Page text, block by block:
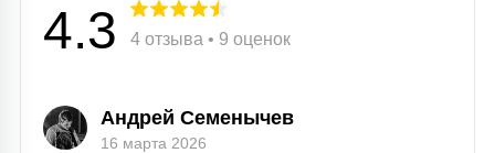
4.3 4 отзыва • 9 оценок
Андрей Семенычев
16 марта 2026